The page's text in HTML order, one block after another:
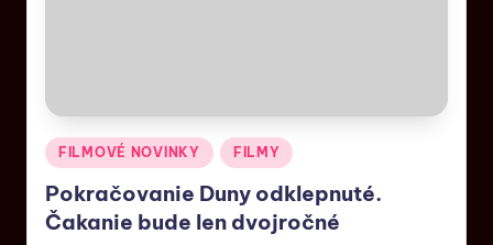
FILMOVÉ NOVINKY FILMY
Pokračovanie Duny odklepnuté.
Čakanie bude len dvojročné